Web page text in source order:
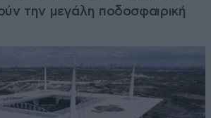
την μεγάλη ποδοσφαιρική